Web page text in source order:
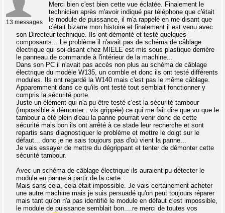
13 messages
Merci bien c'est bien cette vue éclatée. Finalement le
technicien après m'avoir indiqué par téléphone que c'était
le module de puissance, il m'a rappelé en me disant que
c'était bizarre mon histoire et finalement il est venu avec
son Directeur technique. Ils ont démonté et testé quelques
composants... Le problème il n'avait pas de schéma de câblage
électrique qui soi-disant chez MIELE est mis sous plastique derrière
le panneau de commande à l'intérieur de la machine...
Dans son PC il n'avait pas accès non plus au schéma de câblage
électrique du modèle W135, un comble et donc ils ont testé différents
modules. Ils ont regardé la W140 mais c'est pas le même câblage.
Apparemment dans ce qu'ils ont testé tout semblait fonctionner y
compris la sécurité porte.
Juste un élément qui n'a pu être testé c'est la sécurité tambour
(impossible à démonter : vis grippée) ce qui me fait dire que vu que le
tambour a été plein d'eau la panne pourrait venir donc de cette
sécurité mais bon ils ont arrêté à ce stade leur recherche et sont
repartis sans diagnostiquer le problème et mettre le doigt sur le
défaut... donc je ne sais toujours pas d'où vient la panne...
Je vais essayer de mettre du dégrippant et tenter de démonter cette
sécurité tambour.
Avec un schéma de câblage électrique ils auraient pu détecter le
module en panne à partir de la carte.
Mais sans cela, cela était impossible. Je vais certainement acheter
une autre machine mais je suis persuadé qu'on peut toujours réparer
mais tant qu'on n'a pas identifié le module en défaut c'est impossible,
le module de puissance semblait bon....re merci de toutes vos